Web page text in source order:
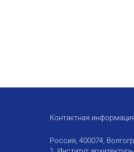
Контактная
Россия, 400074,